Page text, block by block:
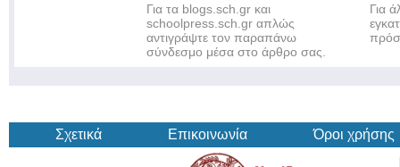
Για τα blogs.sch.gr και
schoolpress.sch.gr απλώς
αντιγράψτε τον παραπάνω
σύνδεσμο μέσα στο άρθρο σας.
Για
Σχετικά Επικοινωνία Όροι χρήσης